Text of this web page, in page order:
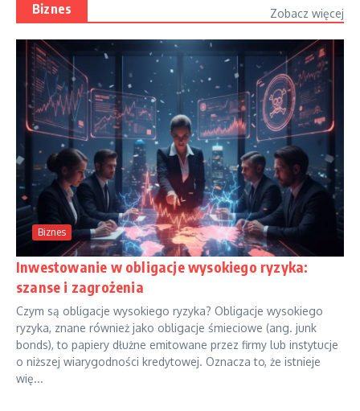
Biznes Zobacz więcej
Biznes
Inwestowanie w obligacje wysokiego ryzyka:
szanse i zagrożenia
Czym są obligacje wysokiego ryzyka? Obligacje wysokiego
ryzyka, znane również jako obligacje śmieciowe (ang. junk
bonds), to papiery dłużne emitowane przez firmy lub instytucje
o niższej wiarygodności kredytowej. Oznacza to, że istnieje
wię...